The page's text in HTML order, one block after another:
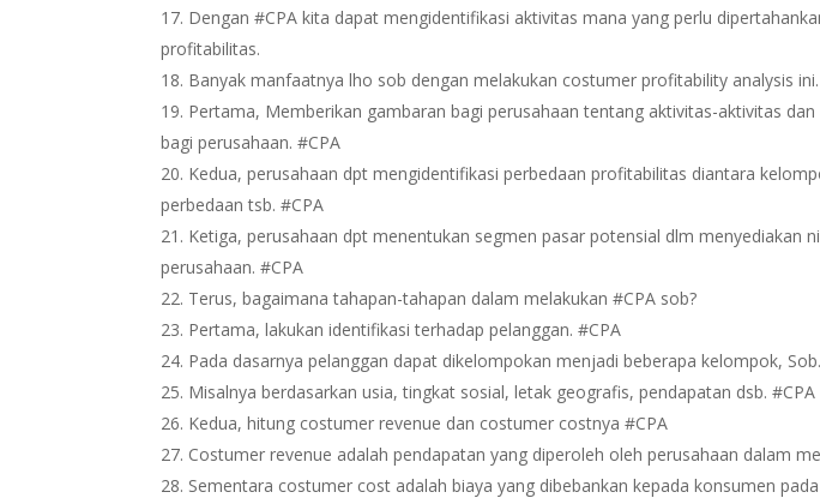
Dengan #CPA kita dapat mengidentifikasi aktivitas mana yang perlu
profitabilitas.
Banyak manfaatnya lho sob dengan melakukan costumer profitability analysis
Pertama, Memberikan gambaran bagi perusahaan tentang aktivitas-aktivitas
bagi perusahaan. #CPA
Kedua, perusahaan dpt mengidentifikasi perbedaan profitabilitas diantara
perbedaan tsb. #CPA
Ketiga, perusahaan dpt menentukan segmen pasar potensial dlm menyediakan
perusahaan. #CPA
Terus, bagaimana tahapan-tahapan dalam melakukan #CPA sob?
Pertama, lakukan identifikasi terhadap pelanggan. #CPA
Pada dasarnya pelanggan dapat dikelompokan menjadi beberapa kelompok,
Misalnya berdasarkan usia, tingkat sosial, letak geografis, pendapatan dsb. #CPA
Kedua, hitung costumer revenue dan costumer costnya #CPA
Costumer revenue adalah pendapatan yang diperoleh oleh perusahaan dalam
Sementara costumer cost adalah biaya yang dibebankan kepada konsumen